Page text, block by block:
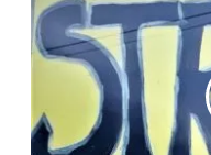
1
S
T
R
K